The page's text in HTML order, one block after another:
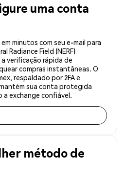
uma conta
minutos com seu e-mail para
Radiance Field (NERF)
verificação rápida de
compras instantâneas. O
respaldado por 2FA e
sua conta protegida
exchange confiável.
método de